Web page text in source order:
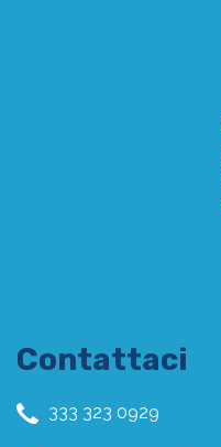
Contattaci
333 323 0929